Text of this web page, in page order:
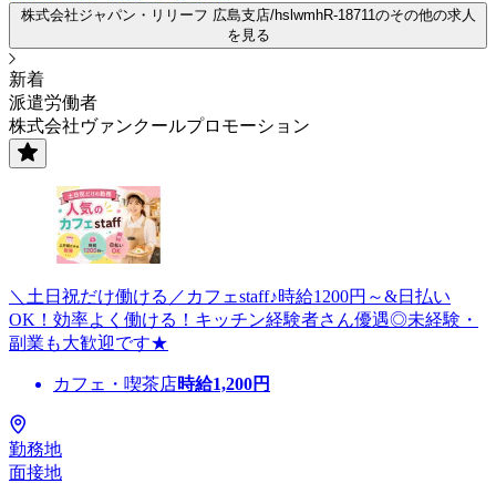
株式会社ジャパン・リリーフ 広島支店/hslwmhR-18711のその他の求人
を見る
新着
派遣労働者
株式会社ヴァンクールプロモーション
＼土日祝だけ働ける／カフェstaff♪時給1200円～&日払い
OK！効率よく働ける！キッチン経験者さん優遇◎未経験・
副業も大歓迎です★
カフェ・喫茶店時給1,200円
勤務地
面接地